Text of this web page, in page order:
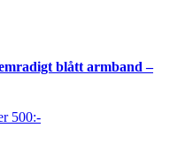
blått armband –
500:-